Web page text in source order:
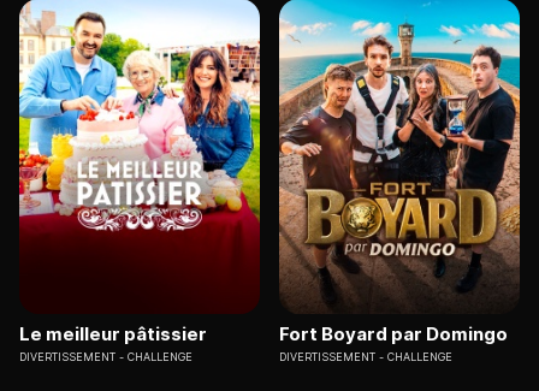
Le meilleur pâtissier
DIVERTISSEMENT CHALLENGE
Fort Boyard par Domingo
DIVERTISSEMENT CHALLENGE